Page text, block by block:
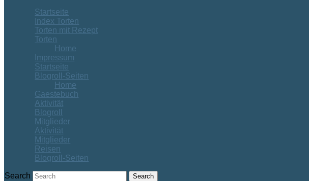
Startseite
Index Torten
Torten mit Rezept
Torten
Home
Impressum
Startseite
Blogroll-Seiten
Home
Gaestebuch
Aktivität
Blogroll
Mitglieder
Aktivität
Mitglieder
Reisen
Blogroll-Seiten
Search